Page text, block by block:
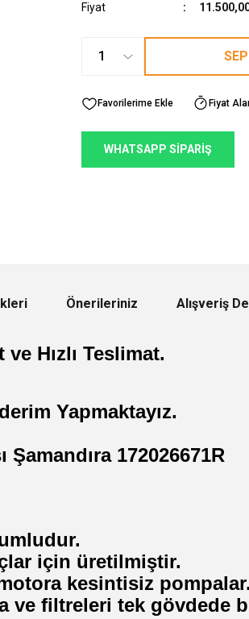
Fiyat
Fiyat
WHATSAPP SİPARİŞ
Önerileriniz Alışveriş
Hızlı Teslimat.
Yapmaktayız.
172026671R
için üretilmiştir.
kesintisiz pompalar.
ve filtreleri tek gövdede